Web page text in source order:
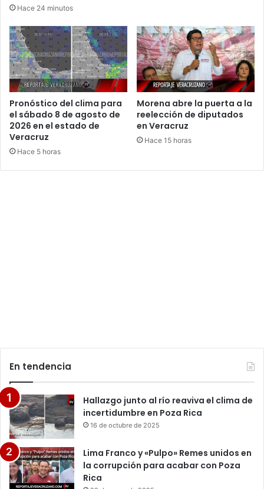
Hace 24 minutos
Pronóstico del clima para
el sábado 8 de agosto de
2026 en el estado de
Veracruz
Hace 5 horas
Morena abre la puerta a la
reelección de diputados
en Veracruz
Hace 15 horas
En tendencia
Hallazgo junto al río reaviva el clima de
incertidumbre en Poza Rica
16 de octubre de 2025
Lima Franco y «Pulpo» Remes unidos en
la corrupción para acabar con Poza
Rica